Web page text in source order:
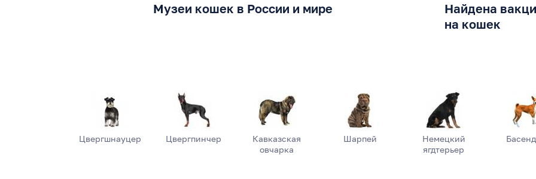
Музеи кошек в России и мире
Найдена
на кошек
Цвергшнауцер Цвергпинчер
Кавказская
овчарка
Шарпей
Немецкий
ягдтерьер